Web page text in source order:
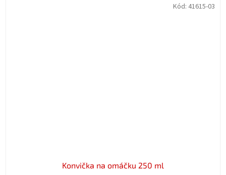
Konvička na omáčku 250 ml
Kód: 41615-03